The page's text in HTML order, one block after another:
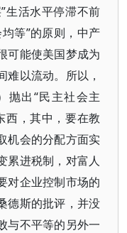
生活水平停滞不前
等”的原则，中产
可能使美国梦成为
难以流动。所以，
抛出“民主社会主
西，其中，要在教
机会的分配方面实
累进税制，对富人
对企业控制市场的
德斯的批评，并没
与不平等的另外一